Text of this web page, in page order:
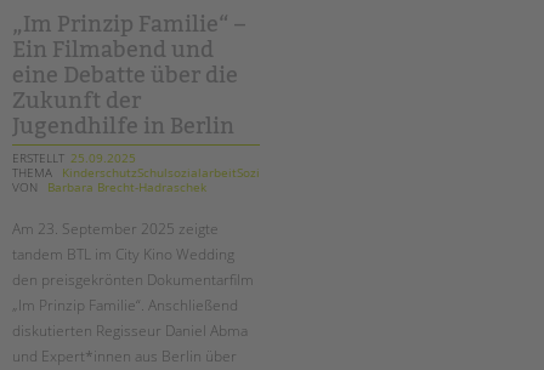
Förderzentren
Kollegs
EFöB
Schulbezogene Sozialarbeit
Tagesgruppen
HILFEN ZUR ERZIEHUNG
EINGLIEDERUNGSHILFE
BETREUTES WOHNEN
TANDEM BTL AKADEMIE
Suchen
„Im Prinzip Familie“ –
Ein Filmabend und
eine Debatte über die
Zukunft der
Jugendhilfe in Berlin
ERSTELLT 25.09.2025
THEMA
KinderschutzSchulsozialarbeitSozialarbeit
VON
Barbara Brecht-Hadraschek
Am 23. September 2025 zeigte
tandem BTL im City Kino Wedding
den preisgekrönten Dokumentarfilm
„Im Prinzip Familie“. Anschließend
diskutierten Regisseur Daniel Abma
und Expert*innen aus Berlin über